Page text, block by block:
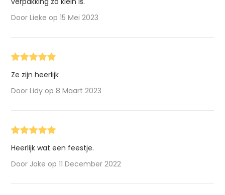
Door Lieke op 15 Mei 2023
Ze zijn heerlijk
Door Lidy op 8 Maart 2023
Heerlijk wat een feestje.
Door Joke op 11 December 2022